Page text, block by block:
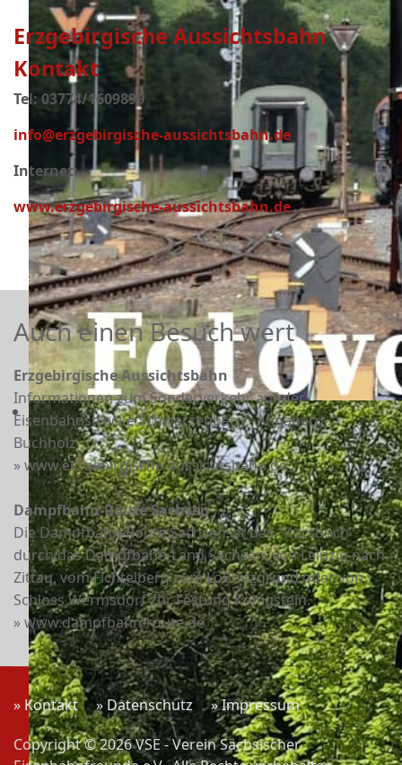
Erzgebirgische Aussichtsbahn
Kontakt
Tel: 03774/1609899
info@erzgebirgische-aussichtsbahn.de
Internet:
www.erzgebirgische-aussichtsbahn.de
Auch einen Besuch wert
Erzgebirgische Aussichtsbahn
Informationen zum Sonderverkehr auf der
Eisenbahnstrecke Schwarzenberg - Annaberg-
Buchholz
» www.erzgebirgische-aussichtsbahn.de
Dampfbahn-Route Sachsen
Die Dampfbahn-Route Sachsen ist das "Kursbuch"
durch das Dampfbahn-Land Sachsen, von Leipzig nach
Zittau, vom Fichtelberg zum Lößnitzgrund oder von
Schloss Wermsdorf zur Festung Königstein.
» www.dampfbahn-route.de
» Kontakt » Datenschutz
» Impressum
Copyright © 2026 VSE - Verein Sächsischer